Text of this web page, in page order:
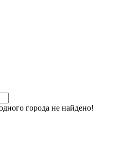
города не найдено!